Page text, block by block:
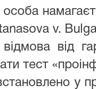
v.
від
тест
у